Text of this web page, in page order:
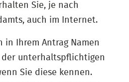
Sie, je nach
auch im Internet.
in Ihrem Antrag Namen
unterhaltspflichtigen
Sie diese kennen.